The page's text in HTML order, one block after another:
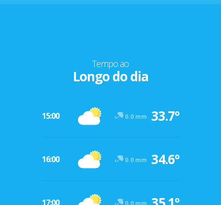
Tempo ao
Longo do dia
15:00 0.0 mm 33.7º
16:00 0.0 mm 34.6º
17:00 0.0 mm